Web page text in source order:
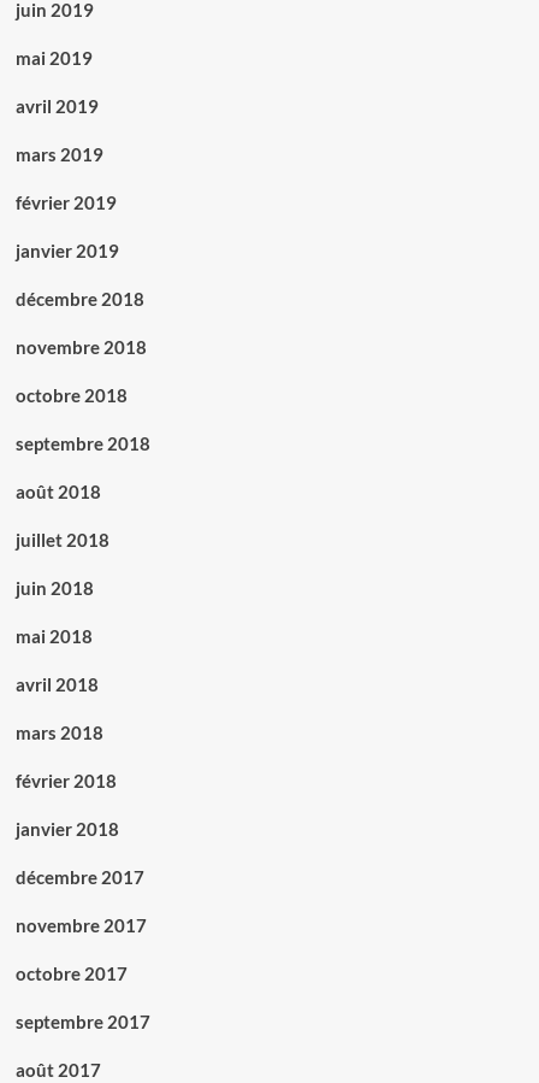
juin 2019
mai 2019
avril 2019
mars 2019
février 2019
janvier 2019
décembre 2018
novembre 2018
octobre 2018
septembre 2018
août 2018
juillet 2018
juin 2018
mai 2018
avril 2018
mars 2018
février 2018
janvier 2018
décembre 2017
novembre 2017
octobre 2017
septembre 2017
août 2017